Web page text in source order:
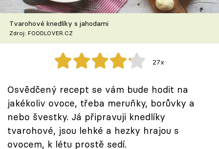
Recepty z TV
Speciál: Cuketa
Těhotnej kuchař
Přihlášení
Tvarohové knedlíky s jahodami
Zdroj: FOODLOVER.CZ
27x
Osvědčený recept se vám bude hodit na
jakékoliv ovoce, třeba meruňky, borůvky a
nebo švestky. Já připravuji knedlíky
tvarohové, jsou lehké a hezky hrajou s
ovocem, k létu prostě sedí.